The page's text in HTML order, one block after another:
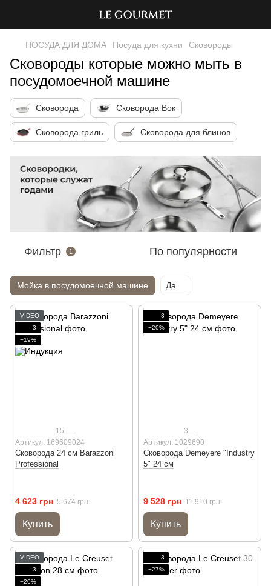
ПОСУДА ДЛЯ ДОМА Посуда для кухни Сковороды
Сковороды которые можно мыть в
посудомоечной машине
Сковорода Сковорода Вок
Сковорода гриль Сковорода для блинов
Фильтр 1 По популярности
Мойка в посудомоечной машине Да
VIDEO
3
−19%
15
Артикул: 169609024
Сковорода 24 см Barazzoni
Professional
4 623 грн 5 674 грн
Купить
3
−20%
3
Артикул: 1029690
Сковорода Demeyere "Industry
5" 24 см
9 528 грн 11 910 грн
Купить
VIDEO
3
−20%
3
−27%